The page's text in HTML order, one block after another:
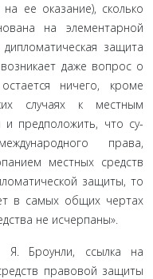
ее оказание), сколько
на элементарной
защита
даже вопрос о
ничего, кроме
случаях к мест­ным
и предположить, что су­
права,
местных средств
защиты, то
в самых общих чертах
не исчерпаны».
Я. Броунли, ссылка на
правовой защиты